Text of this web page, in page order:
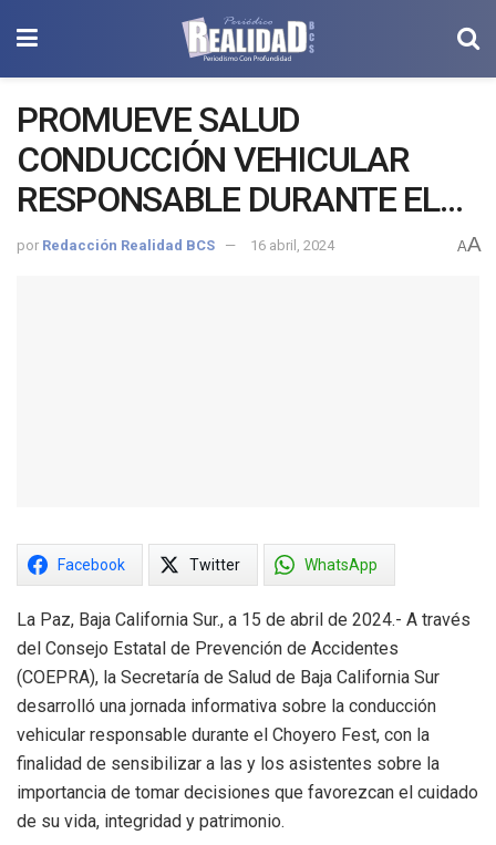
PROMUEVE SALUD
CONDUCCIÓN VEHICULAR
RESPONSABLE DURANTE EL
CHOYERO FEST
por Redacción Realidad BCS 16 abril, 2024 AA
Facebook Twitter WhatsApp
La Paz, Baja California Sur., a 15 de abril de 2024.- A través
del Consejo Estatal de Prevención de Accidentes
(COEPRA), la Secretaría de Salud de Baja California Sur
desarrolló una jornada informativa sobre la conducción
vehicular responsable durante el Choyero Fest, con la
finalidad de sensibilizar a las y los asistentes sobre la
importancia de tomar decisiones que favorezcan el cuidado
de su vida, integridad y patrimonio.